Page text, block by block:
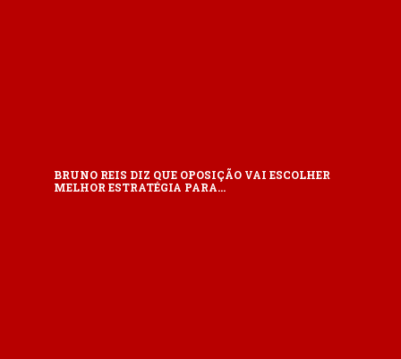
BRUNO REIS DIZ QUE OPOSIÇÃO VAI ESCOLHER
MELHOR ESTRATÉGIA PARA…